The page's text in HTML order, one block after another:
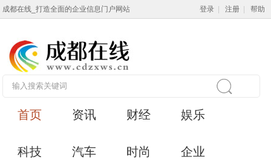
成都在线_打造全面的企业信息门户网站 登录 注册 帮助
首页 资讯 财经 娱乐
科技 汽车 时尚 企业